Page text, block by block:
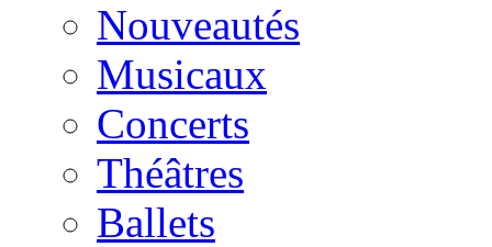
Nouveautés
Musicaux
Concerts
Théâtres
Ballets